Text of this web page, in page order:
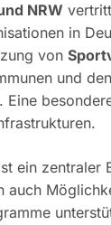
NRW
in
von
und
Eine
ein zentraler
auch